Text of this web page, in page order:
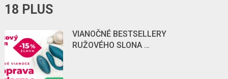
18 PLUS
VIANOČNÉ BESTSELLERY
RUŽOVÉHO SLONA …